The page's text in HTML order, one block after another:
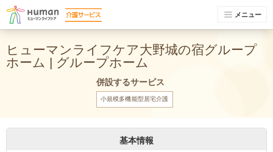
メニュー
ヒューマンライフケア大野城の宿グループ
ホーム | グループホーム
併設するサービス
小規模多機能型居宅介護
基本情報